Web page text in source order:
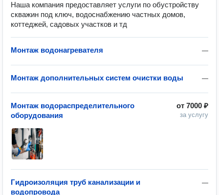
Наша компания предоставляет услуги по обустройству
скважин под ключ, водоснабжению частных домов,
коттеджей, садовых участков и тд
—
Монтаж водонагревателя
—
Монтаж дополнительных систем очистки воды
от 7000 ₽
за услугу
Монтаж водораспределительного
оборудования
—
Гидроизоляция труб канализации и
водопровода